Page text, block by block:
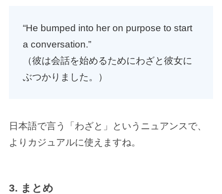
“He bumped into her on purpose to start
a conversation.”
（彼は会話を始めるためにわざと彼女に
ぶつかりました。）
日本語で言う「わざと」というニュアンスで、
よりカジュアルに使えますね。
3. まとめ